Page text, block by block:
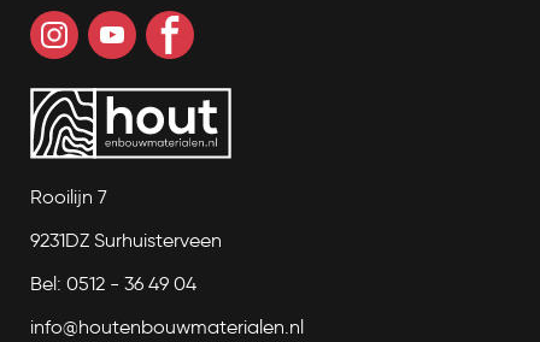
Rooilijn 7
9231DZ Surhuisterveen
Bel: 0512 - 36 49 04
info@houtenbouwmaterialen.nl